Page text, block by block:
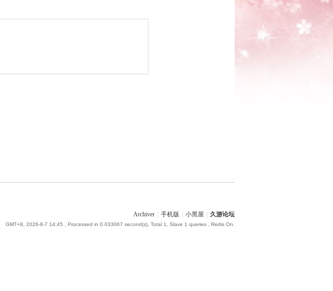
Archiver
手机版 小黑屋 久游论坛
GMT+8, 2026-8-7 14:45 , Processed in 0.033067 second(s), Total 1, Slave 1 queries , Redis On.